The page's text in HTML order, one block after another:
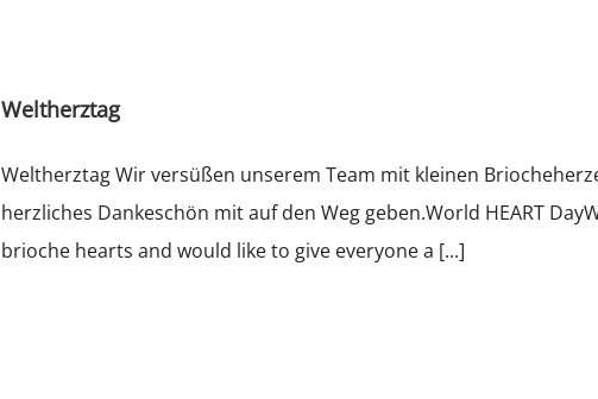
Weltherztag
Weltherztag Wir versüßen unserem Team mit kleinen
herzliches Dankeschön mit auf den Weg geben.World HEART
brioche hearts and would like to give everyone a [...]